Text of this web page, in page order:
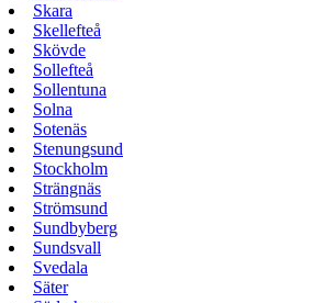
Skara
Skellefteå
Skövde
Sollefteå
Sollentuna
Solna
Sotenäs
Stenungsund
Stockholm
Strängnäs
Strömsund
Sundbyberg
Sundsvall
Svedala
Säter